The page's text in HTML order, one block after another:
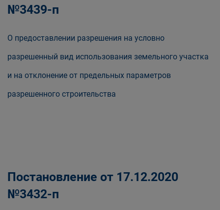
№3439-п
О предоставлении разрешения на условно
разрешенный вид использования земельного участка
и на отклонение от предельных параметров
разрешенного строительства
Постановление от 17.12.2020
№3432-п